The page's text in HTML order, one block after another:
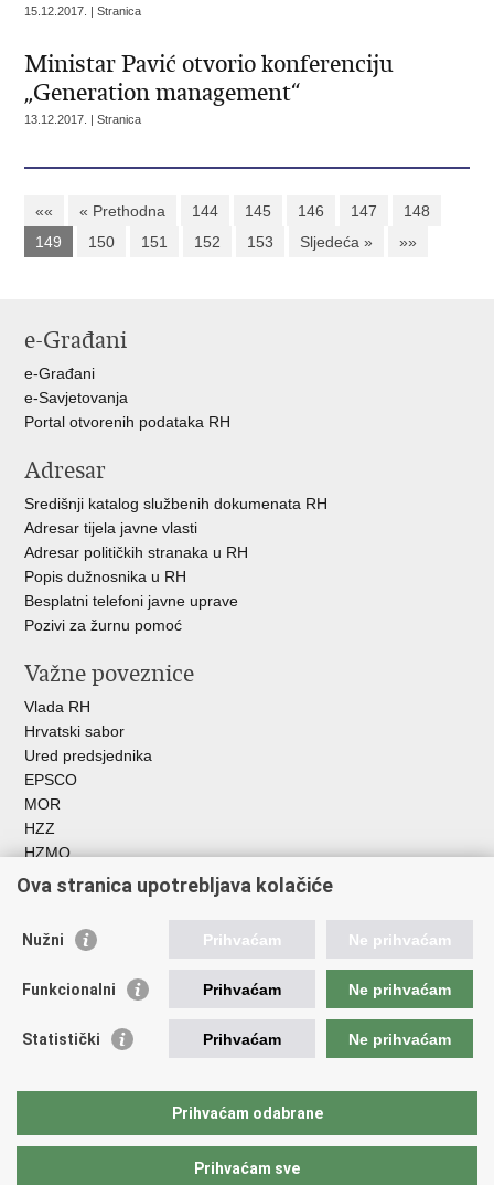
15.12.2017. | Stranica
Ministar Pavić otvorio konferenciju
„Generation management“
13.12.2017. | Stranica
«« « Prethodna 144 145 146 147
148
149
150 151 152 153 Sljedeća » »»
e-Građani
e-Građani
e-Savjetovanja
Portal otvorenih podataka RH
Adresar
Središnji katalog službenih dokumenata RH
Adresar tijela javne vlasti
Adresar političkih stranaka u RH
Popis dužnosnika u RH
Besplatni telefoni javne uprave
Pozivi za žurnu pomoć
Važne poveznice
Vlada RH
Hrvatski sabor
Ured predsjednika
EPSCO
MOR
HZZ
HZMO
REGOS
Hrvatski zavod za socijalni rad
Akademija socijalne skrbi - ASOSK
Obiteljski centar
AORT
FEAD
HR PRES 2020
Ova stranica upotrebljava kolačiće
Nužni Prihvaćam Ne prihvaćam
Funkcionalni Prihvaćam Ne prihvaćam
Statistički Prihvaćam Ne prihvaćam
Prihvaćam odabrane
Prihvaćam sve